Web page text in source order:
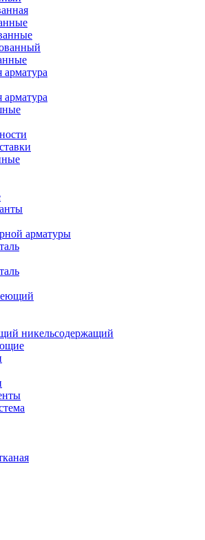
арматура
арматура
арматуры
никельсодержащий